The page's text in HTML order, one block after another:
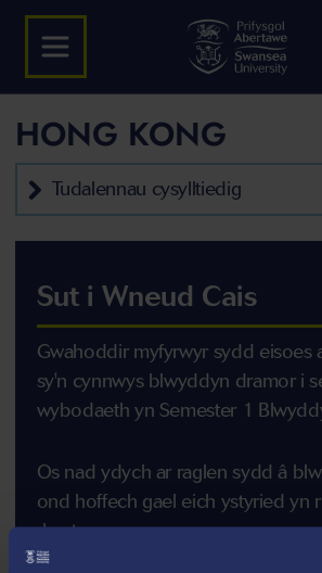
HONG KONG
Tudalennau cysylltiedig
Sut i Wneud Cais
Gwahoddir myfyrwyr sydd eisoes
sy'n cynnwys blwyddyn dramor i
wybodaeth yn Semester 1
Os nad ydych ar raglen sydd â
ond hoffech gael eich ystyried yn
rhestr aros, e-
bostiwch